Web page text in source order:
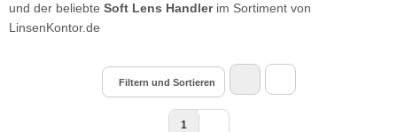
und der beliebte Soft Lens Handlerim Sortiment von
LinsenKontor.de
Filtern und Sortieren
1